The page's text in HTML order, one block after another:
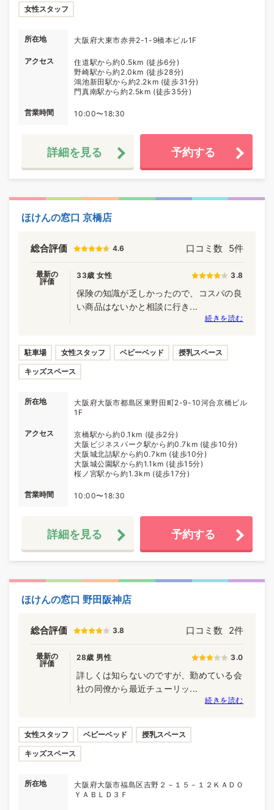
女性スタッフ
所在地 大阪府大東市赤井2-1-9橋本ビル1F
アクセス
住道駅から約0.5km (徒歩6分)
野崎駅から約2.0km (徒歩28分)
鴻池新田駅から約2.2km (徒歩31分)
門真南駅から約2.5km (徒歩35分)
営業時間 10:00〜18:30
詳細を見る 予約する
ほけんの窓口 京橋店
総合評価 4.6 口コミ数 5件
最新の
評価
33歳 女性 3.8
保険の知識が乏しかったので、コスパの良
い商品はないかと相談に行き...
続きを読む
駐車場 女性スタッフ ベビーベッド 授乳スペース
キッズスペース
所在地
大阪府大阪市都島区東野田町2-9-10河合京橋ビル
1F
アクセス
京橋駅から約0.1km (徒歩2分)
大阪ビジネスパーク駅から約0.7km (徒歩10分)
大阪城北詰駅から約0.7km (徒歩10分)
大阪城公園駅から約1.1km (徒歩15分)
桜ノ宮駅から約1.3km (徒歩17分)
営業時間 10:00〜18:30
詳細を見る 予約する
ほけんの窓口 野田阪神店
総合評価 3.8 口コミ数 2件
最新の
評価
28歳 男性 3.0
詳しくは知らないのですが、勤めている会
社の同僚から最近チューリッ...
続きを読む
女性スタッフ ベビーベッド 授乳スペース
キッズスペース
所在地
大阪府大阪市福島区吉野２－１５－１２ＫＡＤＯ
ＹＡＢＬＤ３Ｆ